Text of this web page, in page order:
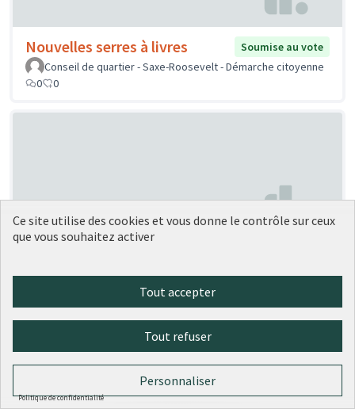
Nouvelles serres à livres
Soumise au vote
Conseil de quartier - Saxe-Roosevelt - Démarche citoyenne
0
0
Esses et de la Butte
0
Ce site utilise des cookies et vous donne le contrôle sur ceux
que vous souhaitez activer
Tout accepter
Tout refuser
Personnaliser
Politique de confidentialité